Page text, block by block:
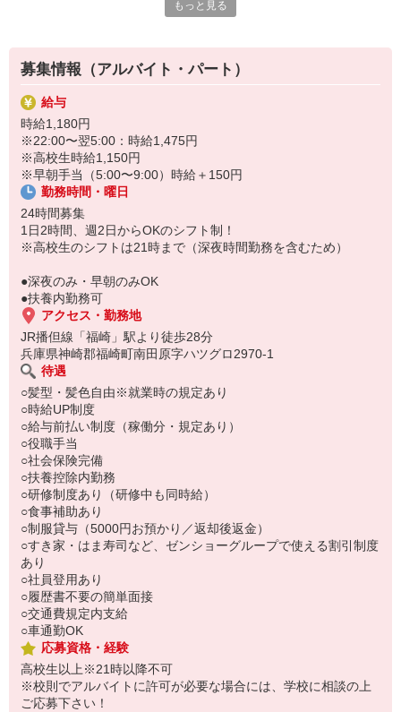
与兵衛、オリーブの丘、焼肉いちばんなどを経営しているゼンシ
ョーグループ！
その中のひとつ『すき家』でお仕事しませんか？
あなたの笑顔で！
すばやく提供！
他にも、食材の調整や金銭管理、新しく入社したクルーの研修など
様々なお仕事があります。
セルフオーダー、セルフ会計で、現金の受け渡しはほとんどありま
せん。※一部店舗を除く
取り間違いもなく安心でスムーズ♪
マニュアルも用意していますので飲食店が初めての方でも大丈夫！
もちろん先輩クルーがしっかり教えてくれるので安心してくださ
い。
もっと見る
募集情報（アルバイト・パート）
給与
時給1,180円
※22:00〜翌5:00：時給1,475円
※高校生時給1,150円
※早朝手当（5:00〜9:00）時給＋150円
勤務時間・曜日
24時間募集
1日2時間、週2日からOKのシフト制！
※高校生のシフトは21時まで（深夜時間勤務を含むため）
●深夜のみ・早朝のみOK
●扶養内勤務可
アクセス・勤務地
JR播但線「福崎」駅より徒歩28分
兵庫県神崎郡福崎町南田原字ハツグロ2970-1
待遇
○髪型・髪色自由※就業時の規定あり
○時給UP制度
○給与前払い制度（稼働分・規定あり）
○役職手当
○社会保険完備
○扶養控除内勤務
○研修制度あり（研修中も同時給）
○食事補助あり
○制服貸与（5000円お預かり／返却後返金）
○すき家・はま寿司など、ゼンショーグループで使える割引制度
あり
○社員登用あり
○履歴書不要の簡単面接
○交通費規定内支給
○車通勤OK
応募資格・経験
高校生以上※21時以降不可
※校則でアルバイトに許可が必要な場合には、学校に相談の上
ご応募下さい！